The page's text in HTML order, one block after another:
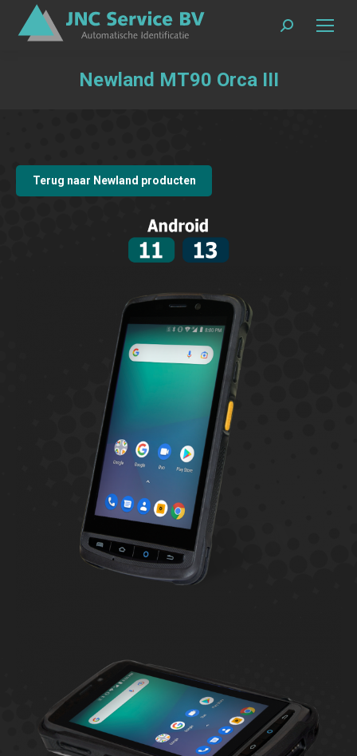
Zoeken:
Newland MT90 Orca III
Terug naar Newland producten